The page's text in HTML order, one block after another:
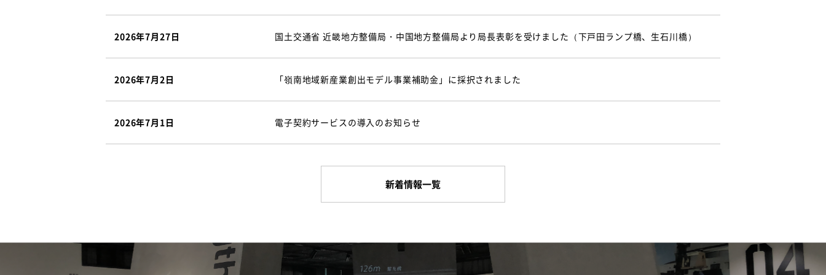
2026年7月27日 国土交通省 近畿地方整備局・中国地方整備局より局長表彰を受けました（下戸田ランプ橋、生石川橋）
2026年7月2日 「嶺南地域新産業創出モデル事業補助金」に採択されました
2026年7月1日 電子契約サービスの導入のお知らせ
新着情報一覧